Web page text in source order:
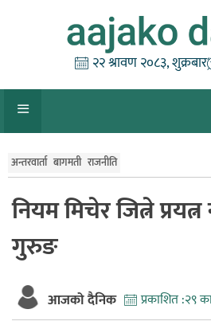
२२ श्रावण २०८३, शुक्रबार
अन्तरवार्ता बागमती राजनीति
नियम मिचेर जित्ने
गुरुङ
आजको दैनिक प्रकाशित :२९